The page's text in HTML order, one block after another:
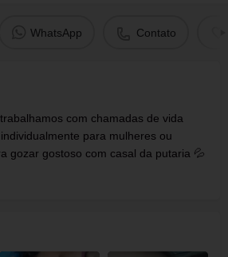
WhatsApp Contato
com chamadas de vida
para mulheres ou
gozar gostoso com casal da putaria 💦